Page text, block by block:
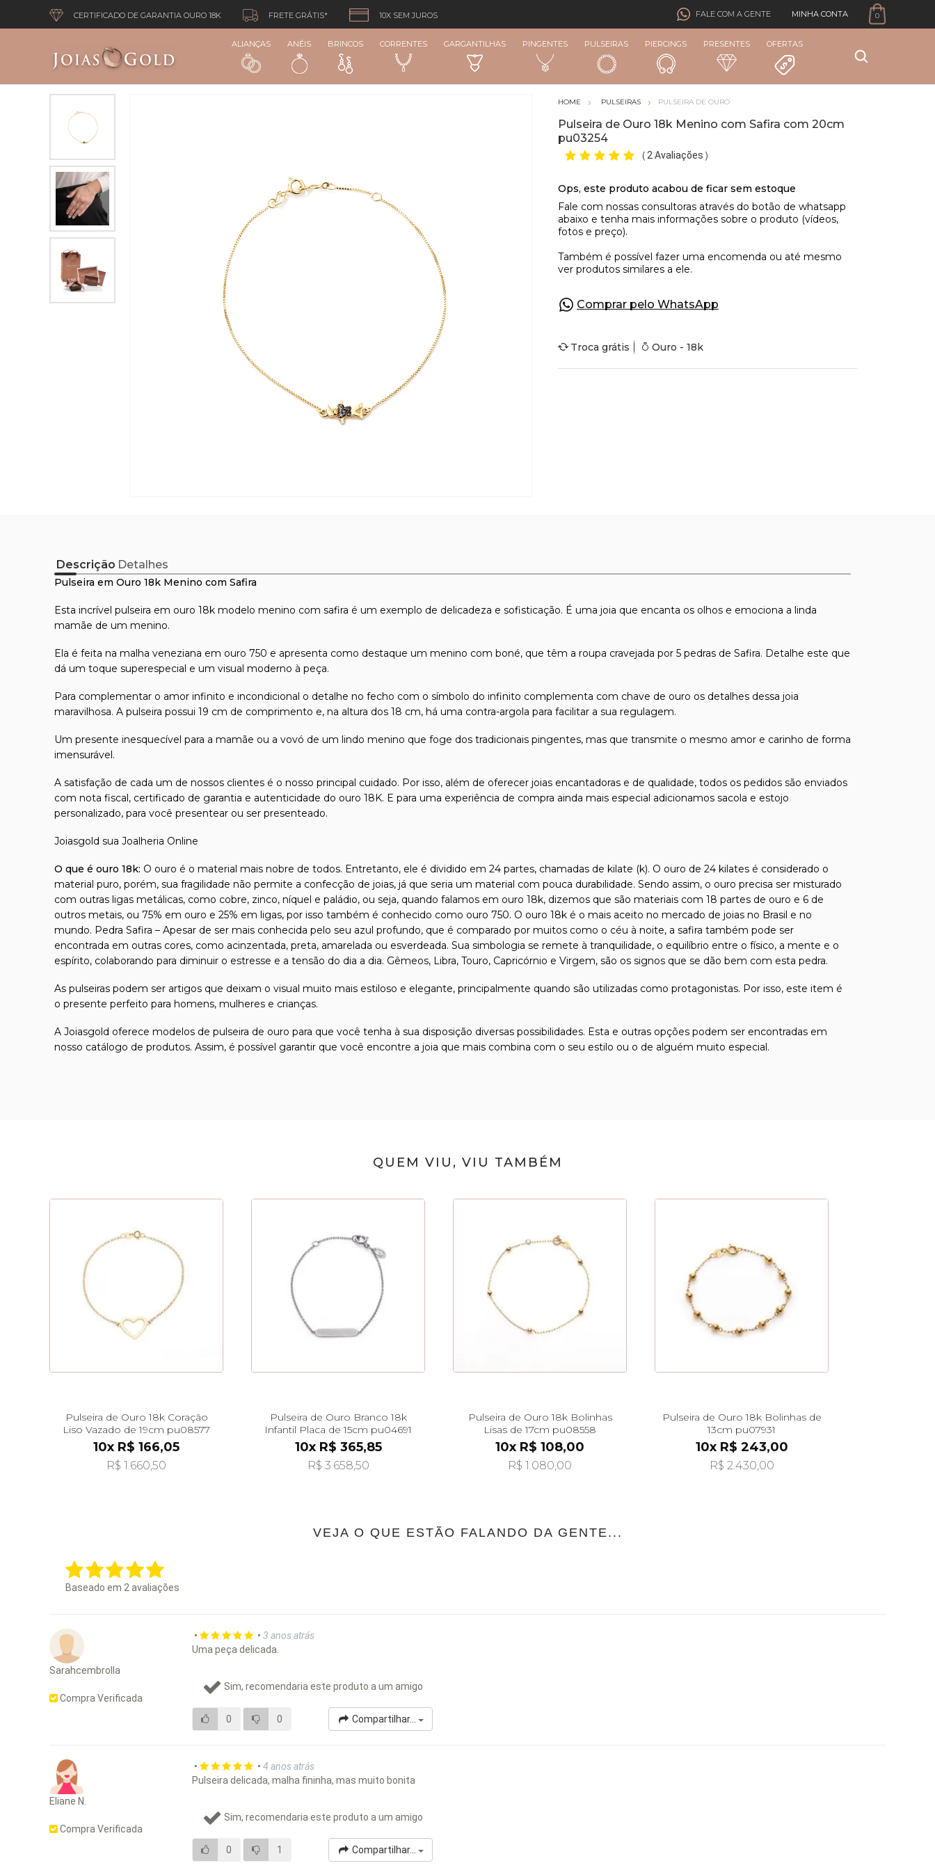
CERTIFICADO DE GARANTIA OURO 18K FRETE GRÁTIS* 10X SEM JUROS FALE COM A GENTE MINHA CONTA 0
ALIANÇAS ANÉIS BRINCOS CORRENTES GARGANTILHAS PINGENTES PULSEIRAS PIERCINGS PRESENTES OFERTAS
PULSEIRAS PULSEIRA DE OURO
Pulseira de Ouro 18k Menino com Safira com 20cm
pu03254
( 2 Avaliações )
Comprar pelo WhatsApp
Troca grátis Ouro - 18k
Descrição Detalhes
Pulseira em Ouro 18k Menino com Safira
Esta incrível pulseira em ouro 18k modelo menino com safira é um exemplo de delicadeza e sofisticação. É uma joia que encanta os olhos e emociona a linda
mamãe de um menino.
Ela é feita na malha veneziana em ouro 750 e apresenta como destaque um menino com boné, que têm a roupa cravejada por 5 pedras de Safira. Detalhe este que
dá um toque superespecial e um visual moderno à peça.
Para complementar o amor infinito e incondicional o detalhe no fecho com o símbolo do infinito complementa com chave de ouro os detalhes dessa joia
maravilhosa. A pulseira possui 19 cm de comprimento e, na altura dos 18 cm, há uma contra-argola para facilitar a sua regulagem.
Um presente inesquecível para a mamãe ou a vovó de um lindo menino que foge dos tradicionais pingentes, mas que transmite o mesmo amor e carinho de forma
imensurável.
A satisfação de cada um de nossos clientes é o nosso principal cuidado. Por isso, além de oferecer joias encantadoras e de qualidade, todos os pedidos são enviados
com nota fiscal, certificado de garantia e autenticidade do ouro 18K. E para uma experiência de compra ainda mais especial adicionamos sacola e estojo
personalizado, para você presentear ou ser presenteado.
Joiasgold sua Joalheria Online
O que é ouro 18k: O ouro é o material mais nobre de todos. Entretanto, ele é dividido em 24 partes, chamadas de kilate (k). O ouro de 24 kilates é considerado o
material puro, porém, sua fragilidade não permite a confecção de joias, já que seria um material com pouca durabilidade. Sendo assim, o ouro precisa ser misturado
com outras ligas metálicas, como cobre, zinco, níquel e paládio, ou seja, quando falamos em ouro 18k, dizemos que são materiais com 18 partes de ouro e 6 de
outros metais, ou 75% em ouro e 25% em ligas, por isso também é conhecido como ouro 750. O ouro 18k é o mais aceito no mercado de joias no Brasil e no
mundo. Pedra Safira – Apesar de ser mais conhecida pelo seu azul profundo, que é comparado por muitos como o céu à noite, a safira também pode ser
encontrada em outras cores, como acinzentada, preta, amarelada ou esverdeada. Sua simbologia se remete à tranquilidade, o equilíbrio entre o físico, a mente e o
espírito, colaborando para diminuir o estresse e a tensão do dia a dia. Gêmeos, Libra, Touro, Capricórnio e Virgem, são os signos que se dão bem com esta pedra.
As pulseiras podem ser artigos que deixam o visual muito mais estiloso e elegante, principalmente quando são utilizadas como protagonistas. Por isso, este item é
o presente perfeito para homens, mulheres e crianças.
A Joiasgold oferece modelos de pulseira de ouro para que você tenha à sua disposição diversas possibilidades. Esta e outras opções podem ser encontradas em
nosso catálogo de produtos. Assim, é possível garantir que você encontre a joia que mais combina com o seu estilo ou o de alguém muito especial.
QUEM VIU, VIU TAMBÉM
Pulseira de Ouro 18k Coração
Liso Vazado de 19cm pu08577
10x R$ 166,05
R$ 1.660,50
Pulseira de Ouro Branco 18k
Infantil Placa de 15cm pu04691
10x R$ 365,85
R$ 3.658,50
Pulseira de Ouro 18k Bolinhas
Lisas de 17cm pu08558
10x R$ 108,00
R$ 1.080,00
Pulseira de Ouro 18k Bolinhas de
13cm pu07931
10x R$ 243,00
R$ 2.430,00
VEJA O QUE ESTÃO FALANDO DA GENTE...
Baseado em 2avaliações
Sarahcembrolla
Compra Verificada
• •3 anos atrás
Uma peça delicada.
Sim, recomendaria este produto a um amigo
0 0 Compartilhar...
Eliane N.
Compra Verificada
• •4 anos atrás
Pulseira delicada, malha fininha, mas muito bonita
Sim, recomendaria este produto a um amigo
0 1 Compartilhar...